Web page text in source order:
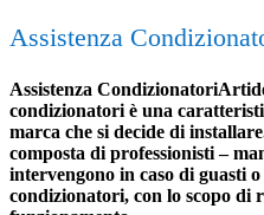
Assistenza
Assistenza
condizionatori è una
marca che si decide di
composta di professionisti –
intervengono in caso di guasti
condizionatori, con lo scopo di